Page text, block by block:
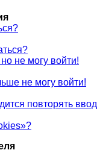
не могу войти!
не могу войти!
повторять ввод